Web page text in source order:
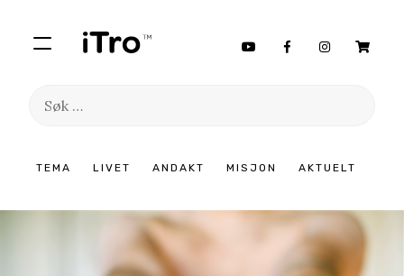
TEMA LIVET ANDAKT MISJON AKTUELT
Søk
innhold